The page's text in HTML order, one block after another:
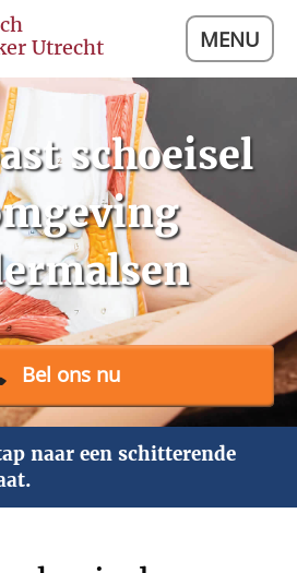
Utrecht
MENU
schoeisel
Bel ons nu
naar een schitterende